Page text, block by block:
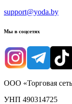
support@yoda.by
Мы в соцсетях
ООО «Торговая
УНП 490314725